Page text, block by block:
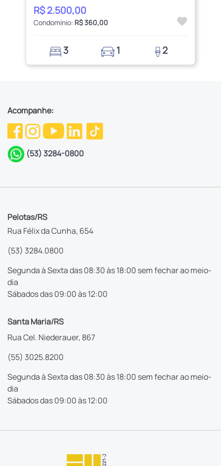
R$ 2.500,00
Condomínio: R$ 360,00
3 1 2
Acompanhe:
(53) 3284-0800
Pelotas/RS
Rua Félix da Cunha, 654
(53) 3284.0800
Segunda à Sexta das 08:30 às 18:00 sem fechar ao meio-
dia
Sábados das 09:00 às 12:00
Santa Maria/RS
Rua Cel. Niederauer, 867
(55) 3025.8200
Segunda à Sexta das 08:30 às 18:00 sem fechar ao meio-
dia
Sábados das 09:00 às 12:00